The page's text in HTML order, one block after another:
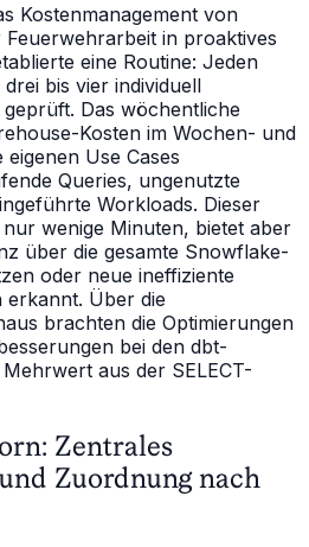
Kostenmanagement von
in proaktives
eine Routine: Jeden
bis vier individuell
Das wöchentliche
Kosten im Wochen- und
Use Cases
Queries, ungenutzte
Workloads. Dieser
wenige Minuten, bietet aber
über die gesamte Snowflake-
oder neue ineffiziente
Über die
brachten die Optimierungen
bei den dbt-
aus der SELECT-
Zentrales
Zuordnung nach